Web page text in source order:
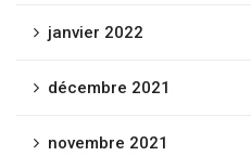
janvier 2022
décembre 2021
novembre 2021